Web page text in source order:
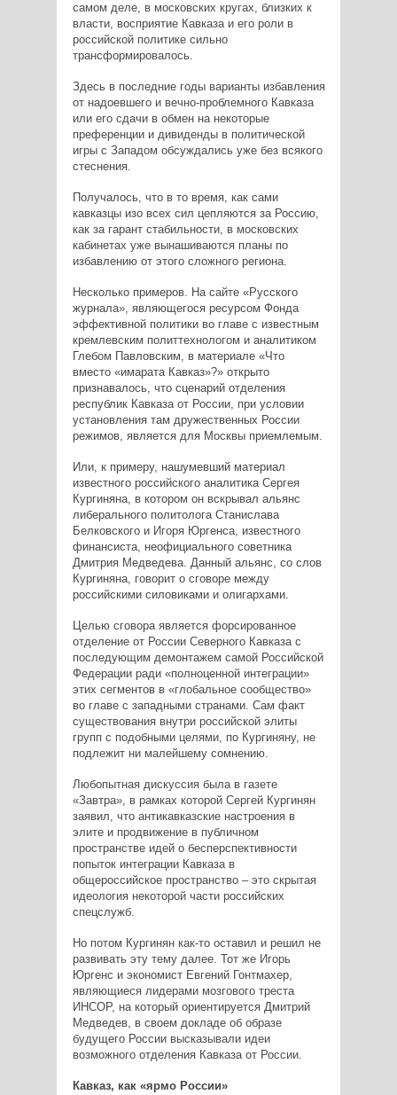
самом деле, в московских кругах, близких к
власти, восприятие Кавказа и его роли в
российской политике сильно
трансформировалось.
Здесь в последние годы варианты избавления
от надоевшего и вечно-проблемного Кавказа
или его сдачи в обмен на некоторые
преференции и дивиденды в политической
игры с Западом обсуждались уже без всякого
стеснения.
Получалось, что в то время, как сами
кавказцы изо всех сил цепляются за Россию,
как за гарант стабильности, в московских
кабинетах уже вынашиваются планы по
избавлению от этого сложного региона.
Несколько примеров. На сайте «Русского
журнала», являющегося ресурсом Фонда
эффективной политики во главе с известным
кремлевским политтехнологом и аналитиком
Глебом Павловским, в материале «Что
вместо «имарата Кавказ»?» открыто
признавалось, что сценарий отделения
республик Кавказа от России, при условии
установления там дружественных России
режимов, является для Москвы приемлемым.
Или, к примеру, нашумевший материал
известного российского аналитика Сергея
Кургиняна, в котором он вскрывал альянс
либерального политолога Станислава
Белковского и Игоря Юргенса, известного
финансиста, неофициального советника
Дмитрия Медведева. Данный альянс, со слов
Кургиняна, говорит о сговоре между
российскими силовиками и олигархами.
Целью сговора является форсированное
отделение от России Северного Кавказа с
последующим демонтажем самой Российской
Федерации ради «полноценной интеграции»
этих сегментов в «глобальное сообщество»
во главе с западными странами. Сам факт
существования внутри российской элиты
групп с подобными целями, по Кургиняну, не
подлежит ни малейшему сомнению.
Любопытная дискуссия была в газете
«Завтра», в рамках которой Сергей Кургинян
заявил, что антикавказские настроения в
элите и продвижение в публичном
пространстве идей о бесперспективности
попыток интеграции Кавказа в
общероссийское пространство – это скрытая
идеология некоторой части российских
спецслужб.
Но потом Кургинян как-то оставил и решил не
развивать эту тему далее. Тот же Игорь
Юргенс и экономист Евгений Гонтмахер,
являющиеся лидерами мозгового треста
ИНСОР, на который ориентируется Дмитрий
Медведев, в своем докладе об образе
будущего России высказывали идеи
возможного отделения Кавказа от России.
Кавказ, как «ярмо России»